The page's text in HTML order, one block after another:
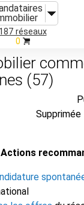
187 réseaux
0
(57)